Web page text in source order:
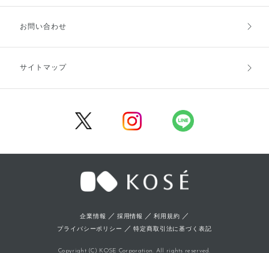
お支払方法
キャンセル・返品・交換
お問い合わせ
サイトマップ
企業情報 ／ 採用情報 ／利用規約 ／
プライバシーポリシー ／特定商取引法に基づく表記
Copyright (C) KOSE Corporation. All rights reserved.